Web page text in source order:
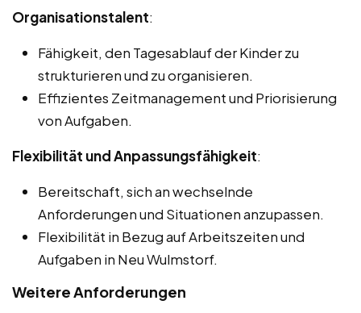
Organisationstalent:
Fähigkeit, den Tagesablauf der Kinder zu
strukturieren und zu organisieren.
Effizientes Zeitmanagement und Priorisierung
von Aufgaben.
Flexibilität und Anpassungsfähigkeit:
Bereitschaft, sich an wechselnde
Anforderungen und Situationen anzupassen.
Flexibilität in Bezug auf Arbeitszeiten und
Aufgaben in Neu Wulmstorf.
Weitere Anforderungen